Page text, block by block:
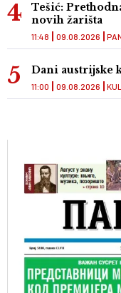
Tešić:
novih žarišta
11:48 09.08.2026
Dani austrijske
11:00 09.08.2026